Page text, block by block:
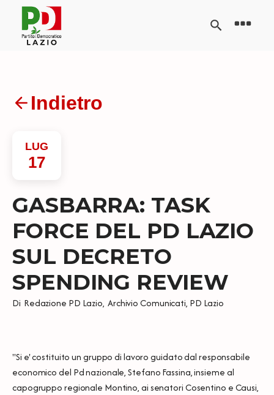
Indietro
LUG
17
GASBARRA: TASK
FORCE DEL PD LAZIO
SUL DECRETO
SPENDING REVIEW
Di Redazione PD Lazio, Archivio Comunicati, PD Lazio
"Si e' costituito un gruppo di lavoro guidato dal responsabile
economico del Pd nazionale, Stefano Fassina, insieme al
capogruppo regionale Montino, ai senatori Cosentino e Causi,